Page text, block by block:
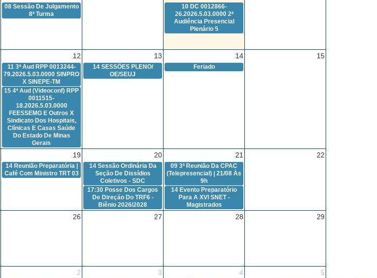
08 Sessão De Julgamento
8ª Turma
10 DC 0012866-
26.2026.5.03.0000 2ª
Audiência Presencial
Plenário 5
12 13 14 15
11 3ª Aud RPP 0013244-
79.2026.5.03.0000 SINPRO
X SINEPE-TM
14 SESSÕES PLENO/
OE/SEUJ
Feriado
15 4ª Aud (Videoconf) RPP
0011515-
18.2026.5.03.0000
FEESSEMG E Outros X
Sindicato Dos Hospitais,
Clínicas E Casas Saúde
Do Estado De Minas
Gerais
19 20 21 22
14 Reunião Preparatória |
Café Com Ministro TRT 03
14 Sessão Ordinária Da
Seção De Dissídios
Coletivos - SDC
09 3ª Reunião Da CPAC
(Telepresencial) | 21/08 Às
9h
17:30 Posse Dos Cargos
De Direção Do TRF6 -
Biênio 2026/2028
14 Evento Preparatório
Para A XVI SNET -
Magistrados
26 27 28 29
2 3 4 5